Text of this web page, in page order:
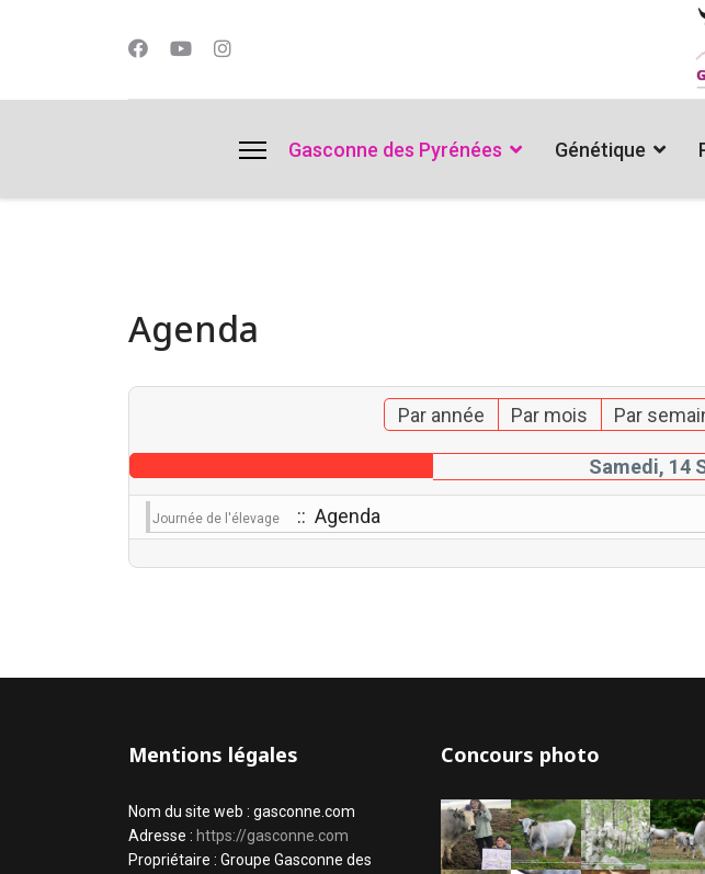
Gasconne des Pyrénées Génétique
Agenda
Par année Par mois Par
Samedi, 14
Journée de l'élevage :: Agenda
Mentions légales
Nom du site web : gasconne.com
Adresse : https://gasconne.com
Propriétaire : Groupe Gasconne des
Concours photo